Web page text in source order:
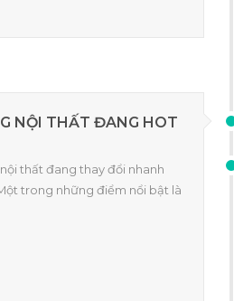
NỘI THẤT ĐANG HOT
thất đang thay đổi nhanh
trong những điểm nổi bật là